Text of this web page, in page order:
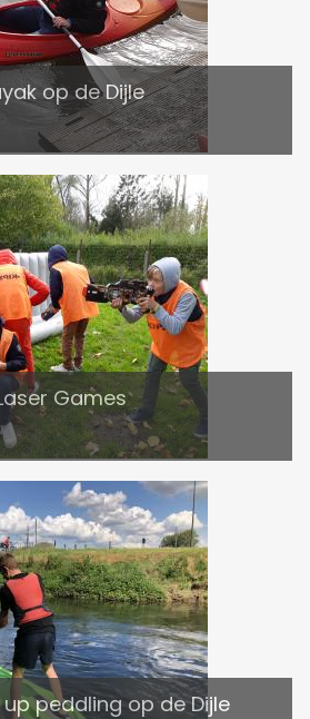
op de Dijle
Games
up peddling op de Dijle